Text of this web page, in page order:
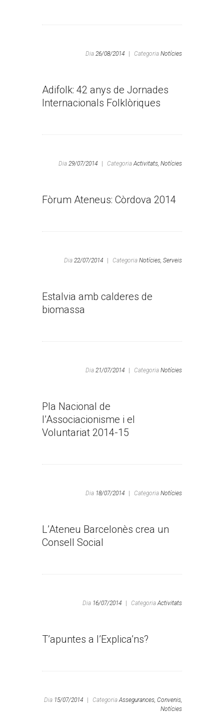
Dia 26/08/2014 Categoria Notícies
Adifolk: 42 anys de Jornades
Internacionals Folklòriques
Dia 29/07/2014 CategoriaActivitats, Notícies
Fòrum Ateneus: Còrdova 2014
Dia 22/07/2014 Categoria Notícies, Serveis
Estalvia amb calderes de
biomassa
Dia 21/07/2014 Categoria Notícies
Pla Nacional de
l’Associacionisme i el
Voluntariat 2014-15
Dia 18/07/2014 Categoria Notícies
L’Ateneu Barcelonès crea un
Consell Social
Dia 16/07/2014 CategoriaActivitats
T’apuntes a l’Explica’ns?
Dia 15/07/2014 CategoriaAssegurances, Convenis,
Notícies